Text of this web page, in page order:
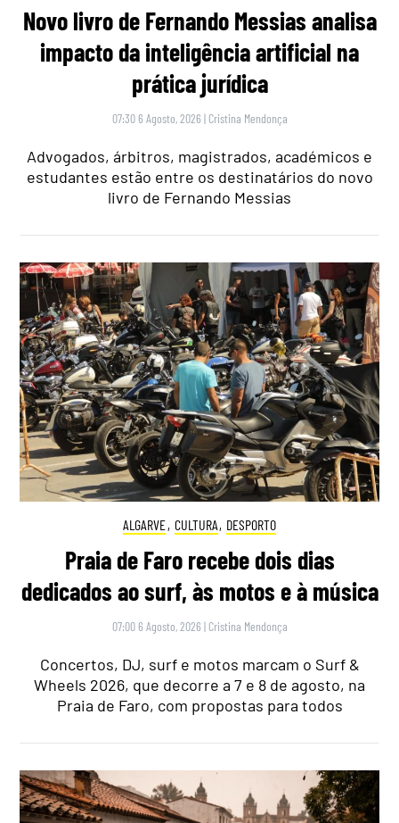
Novo livro de Fernando Messias analisa
impacto da inteligência artificial na
prática jurídica
07:30 6 Agosto, 2026 | Cristina Mendonça
Advogados, árbitros, magistrados, académicos e
estudantes estão entre os destinatários do novo
livro de Fernando Messias
ALGARVE, CULTURA, DESPORTO
Praia de Faro recebe dois dias
dedicados ao surf, às motos e à música
07:00 6 Agosto, 2026 | Cristina Mendonça
Concertos, DJ, surf e motos marcam o Surf &
Wheels 2026, que decorre a 7 e 8 de agosto, na
Praia de Faro, com propostas para todos